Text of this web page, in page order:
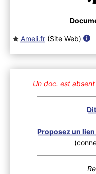
Ameli.fr(Site Web)
Un doc. est absent
Proposez un